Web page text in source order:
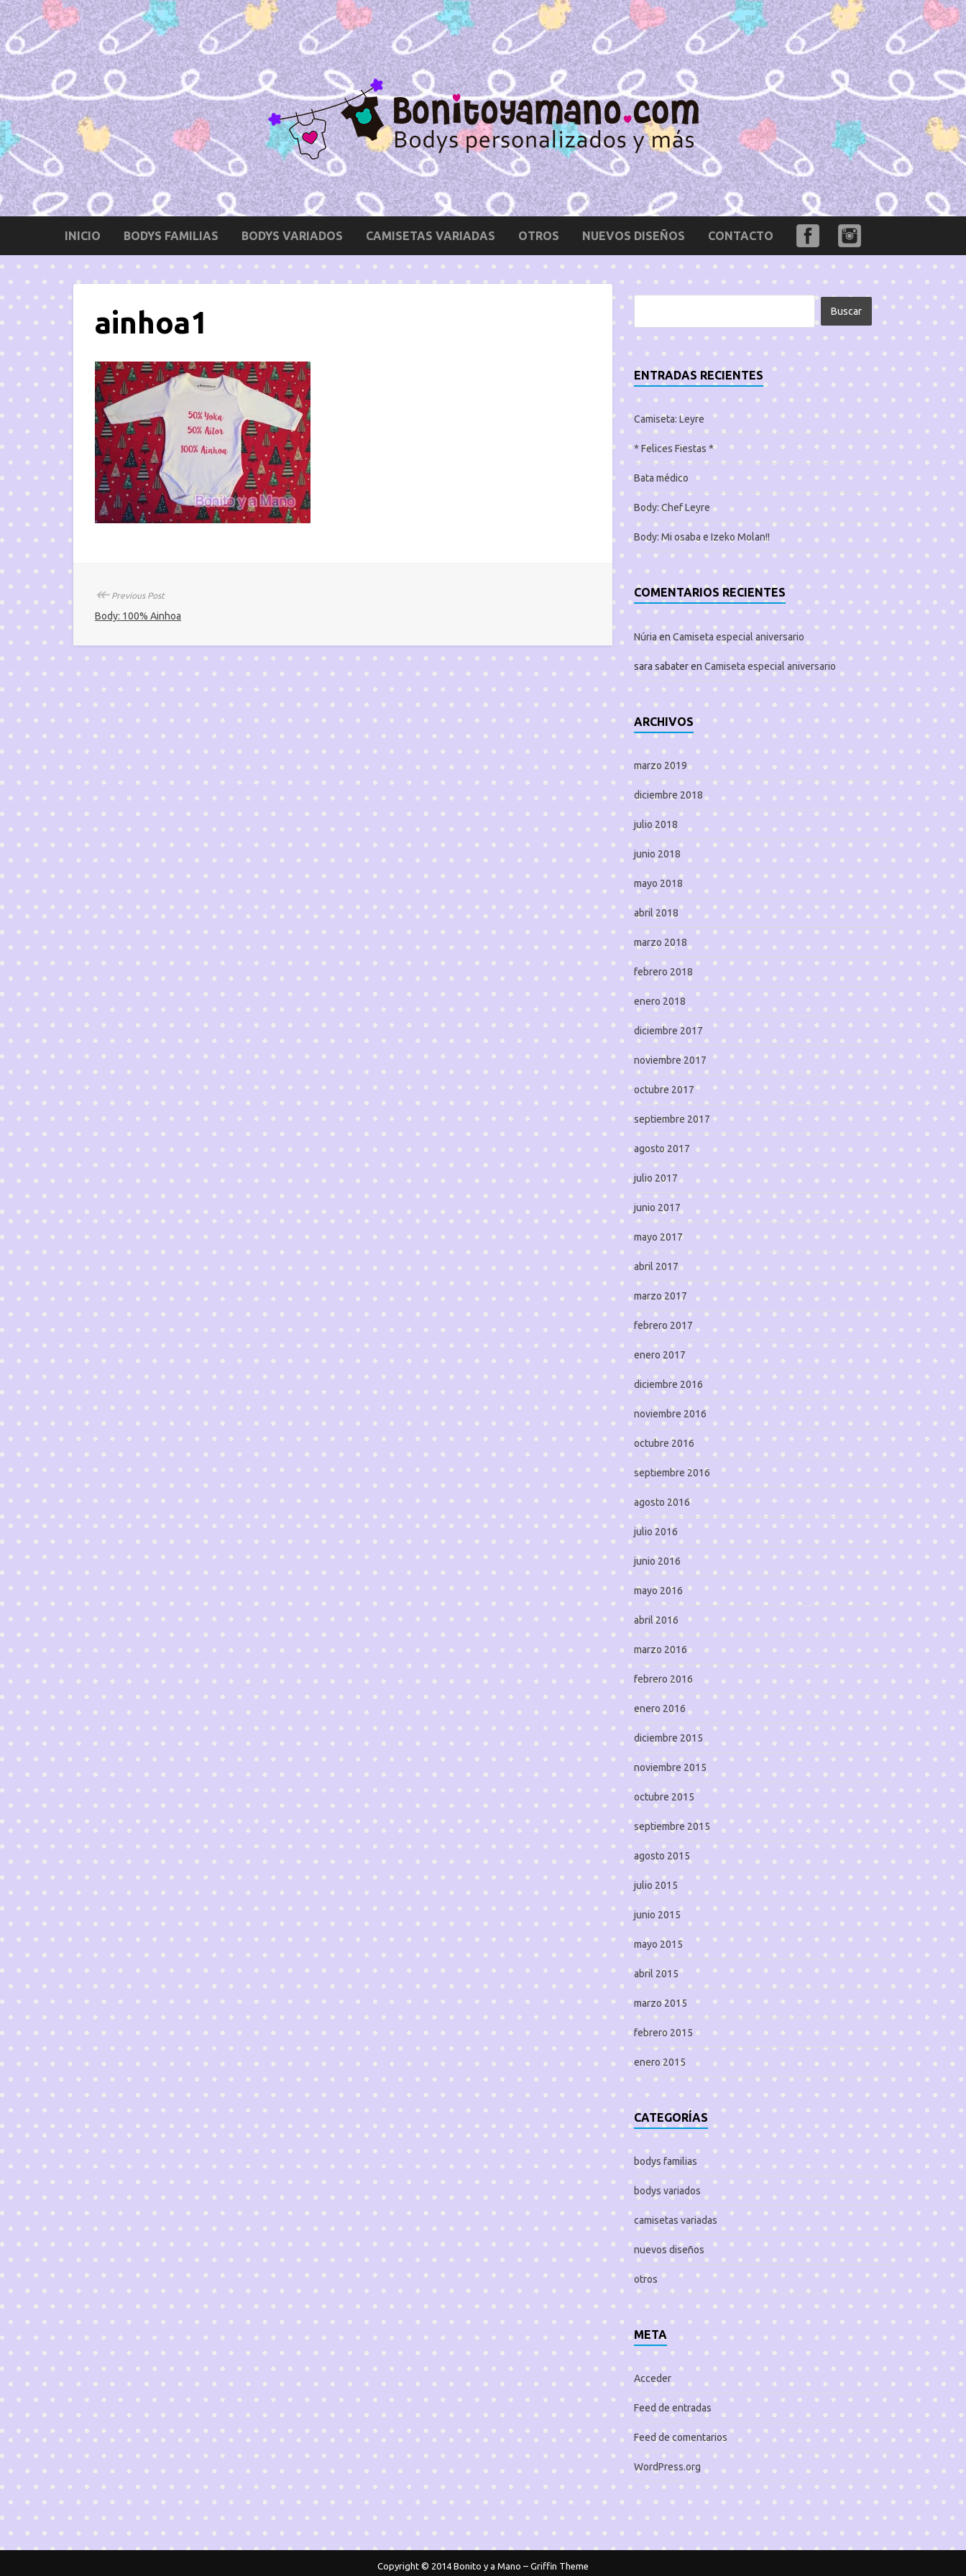
INICIO BODYS FAMILIAS BODYS VARIADOS CAMISETAS VARIADAS OTROS NUEVOS DISEÑOS CONTACTO
ainhoa1
↞Previous Post
Body: 100% Ainhoa
ENTRADAS RECIENTES
Camiseta: Leyre
* Felices Fiestas *
Bata médico
Body: Chef Leyre
Body: Mi osaba e Izeko Molan!!
COMENTARIOS RECIENTES
Núria en Camiseta especial aniversario
sara sabateren Camiseta especial aniversario
ARCHIVOS
marzo 2019
diciembre 2018
julio 2018
junio 2018
mayo 2018
abril 2018
marzo 2018
febrero 2018
enero 2018
diciembre 2017
noviembre 2017
octubre 2017
septiembre 2017
agosto 2017
julio 2017
junio 2017
mayo 2017
abril 2017
marzo 2017
febrero 2017
enero 2017
diciembre 2016
noviembre 2016
octubre 2016
septiembre 2016
agosto 2016
julio 2016
junio 2016
mayo 2016
abril 2016
marzo 2016
febrero 2016
enero 2016
diciembre 2015
noviembre 2015
octubre 2015
septiembre 2015
agosto 2015
julio 2015
junio 2015
mayo 2015
abril 2015
marzo 2015
febrero 2015
enero 2015
CATEGORÍAS
bodys familias
bodys variados
camisetas variadas
nuevos diseños
otros
META
Acceder
Feed de entradas
Feed de comentarios
WordPress.org
Copyright © 2014 Bonito y a Mano – Griffin Theme